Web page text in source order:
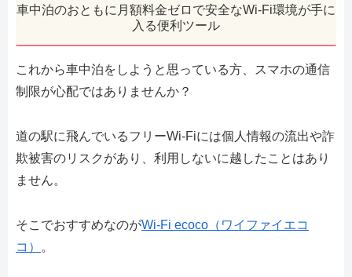
車中泊のおともに月額料金ゼロで安全なWi-Fi環境が手に
入る便利ツール
これから車中泊をしようと思っている方、スマホの通信
制限が心配ではありませんか？
道の駅に飛んでいるフリーWi-Fiには個人情報の流出や詐
欺被害のリスクがあり、利用しないに越したことはあり
ません。
そこでおすすめなのがWi-Fi ecoco（ワイファイエコ
コ）
。